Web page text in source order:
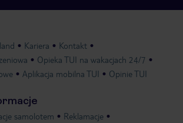
Kariera
Kontakt
Opieka TUI na wakacjach 24/7
Aplikacja mobilna TUI Opinie TUI
samolotem
Reklamacje